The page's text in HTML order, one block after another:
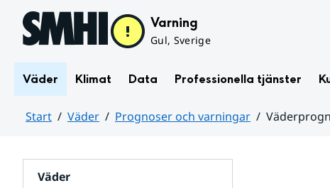
Hoppa till sidans innehåll Varning
Gul, Sverige
Väder Klimat Data Professionella tjänster
Start Väder Prognoser och varningar
Väder
för
varningar